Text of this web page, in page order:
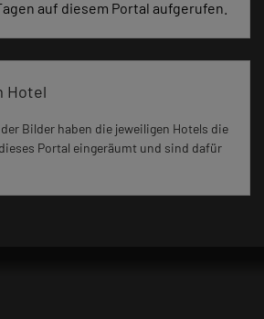
auf diesem Portal aufgerufen.
Hotel
Bilder haben die jeweiligen Hotels die
Portal eingeräumt und sind dafür